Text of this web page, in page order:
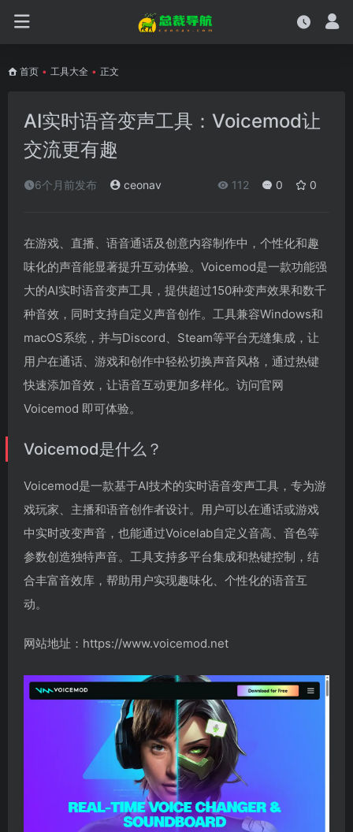
首页 • 工具大全 • 正文
AI实时语音变声工具：Voicemod让
交流更有趣
6个月前发布 ceonav 112 0 0
在游戏、直播、语音通话及创意内容制作中，个性化和趣
味化的声音能显著提升互动体验。Voicemod是一款功能强
大的AI实时语音变声工具，提供超过150种变声效果和数千
种音效，同时支持自定义声音创作。工具兼容Windows和
macOS系统，并与Discord、Steam等平台无缝集成，让
用户在通话、游戏和创作中轻松切换声音风格，通过热键
快速添加音效，让语音互动更加多样化。访问官网
Voicemod 即可体验。
Voicemod是什么？
Voicemod是一款基于AI技术的实时语音变声工具，专为游
戏玩家、主播和语音创作者设计。用户可以在通话或游戏
中实时改变声音，也能通过Voicelab自定义音高、音色等
参数创造独特声音。工具支持多平台集成和热键控制，结
合丰富音效库，帮助用户实现趣味化、个性化的语音互
动。
网站地址：https://www.voicemod.net